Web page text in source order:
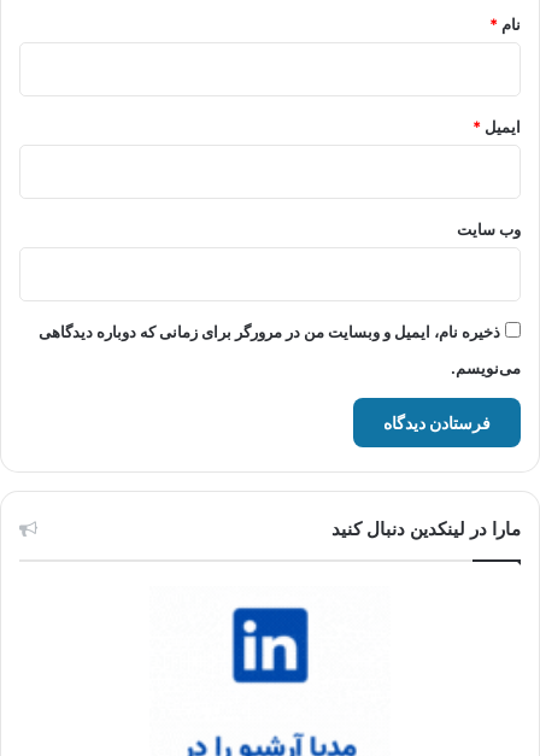
نام *
ایمیل *
وب‌ سایت
ذخیره نام، ایمیل و وبسایت من در مرورگر برای زمانی که دوباره دیدگاهی
می‌نویسم.
مارا در لینکدین دنبال کنید